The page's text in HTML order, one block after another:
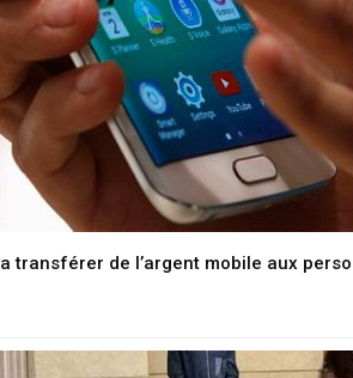
transférer de l’argent mobile aux